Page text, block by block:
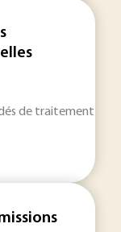
de traitement des